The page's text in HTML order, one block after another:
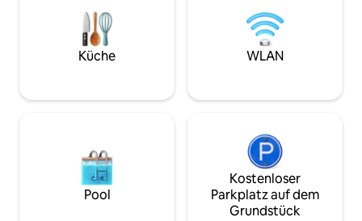
Urlaub in vollen Zügen zu genießen. Der
private Whirlpool lädt dich ein, deinen
Geist in Gesellschaft ruhiger
Dämmerungen und
und Außenleben ist dieser ikonische
Wohnanlage. Dein perfekter Bergurlaub
beginnt hier. Zieh
zurück, genieße
und erlebe einen
Romantik wirkt.
Küche WLAN
Pool
Kostenloser
Parkplatz auf dem
Grundstück